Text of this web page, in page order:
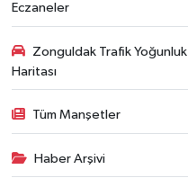
Eczaneler
Zonguldak Trafik Yoğunluk
Haritası
Tüm Manşetler
Haber Arşivi